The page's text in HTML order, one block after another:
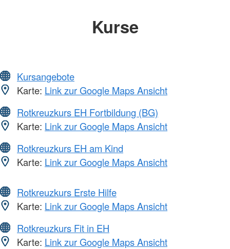
Kurse
Kursangebote
Karte: Link zur Google Maps Ansicht
Rotkreuzkurs EH Fortbildung (BG)
Karte: Link zur Google Maps Ansicht
Rotkreuzkurs EH am Kind
Karte: Link zur Google Maps Ansicht
Rotkreuzkurs Erste Hilfe
Karte: Link zur Google Maps Ansicht
Rotkreuzkurs Fit in EH
Karte: Link zur Google Maps Ansicht